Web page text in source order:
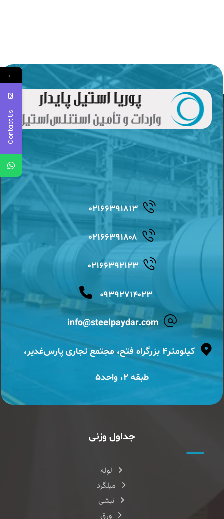
۰۲۱۶۶۳۹۱۸۱۳
۰۲۱۶۶۳۹۱۸۰۸
۰۲۱۶۶۳۹۲۱۲۳
۰۹۳۹۲۷۱۴۰۲۳
info@steelpaydar.com
کیلومتر۴ بزرگراه فتح، مجتمع تجاری پارس‌غدیر،
طبقه ۲، واحد۵
جداول وزنی
لوله
میلگرد
نبشی
ورق
←
Contact Us